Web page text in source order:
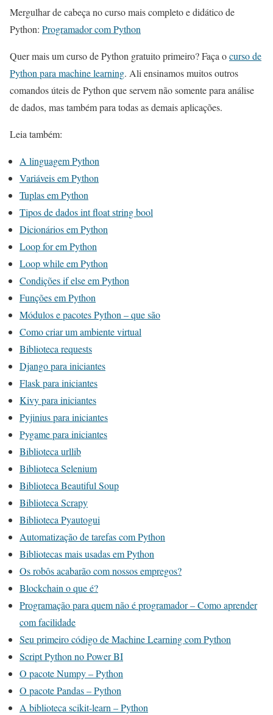
Mergulhar de cabeça no curso mais completo e didático de
Python: Programador com Python
Quer mais um curso de Python gratuito primeiro? Faça ocurso de
Python para machine learning. Ali ensinamos muitos outros
comandos úteis de Python que servem não somente para análise
de dados, mas também para todas as demais aplicações.
Leia também:
A linguagem Python
Variáveis em Python
Tuplas em Python
Tipos de dados int float string bool
Dicionários em Python
Loop for em Python
Loop while em Python
Condições if else em Python
Funções em Python
Módulos e pacotes Python – que são
Como criar um ambiente virtual
Biblioteca requests
Django para iniciantes
Flask para iniciantes
Kivy para iniciantes
Pyjinius para iniciantes
Pygame para iniciantes
Biblioteca urllib
Biblioteca Selenium
Biblioteca Beautiful Soup
Biblioteca Scrapy
Biblioteca Pyautogui
Automatização de tarefas com Python
Bibliotecas mais usadas em Python
Os robôs acabarão com nossos empregos?
Blockchain o que é?
Programação para quem não é programador – Como aprender
com facilidade
Seu primeiro código de Machine Learning com Python
Script Python no Power BI
O pacote Numpy – Python
O pacote Pandas – Python
A biblioteca scikit-learn – Python